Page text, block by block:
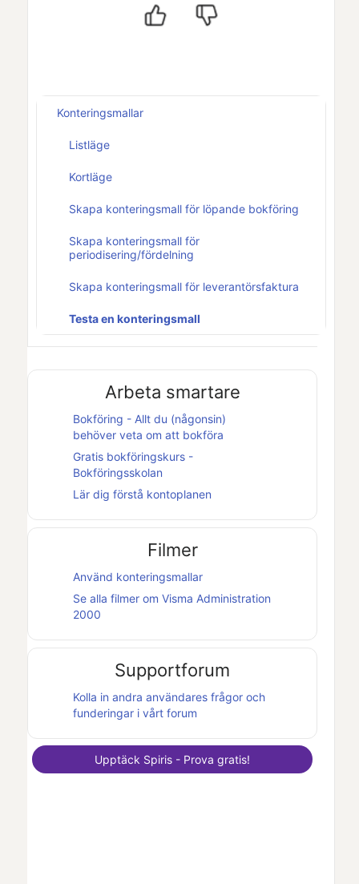
Konteringsmallar
Listläge
Kortläge
Skapa konteringsmall för löpande bokföring
Skapa konteringsmall för
periodisering/fördelning
Skapa konteringsmall för leverantörsfaktura
Testa en konteringsmall
Arbeta smartare
Bokföring - Allt du (någonsin)
behöver veta om att bokföra
Gratis bokföringskurs -
Bokföringsskolan
Lär dig förstå kontoplanen
Filmer
Använd konteringsmallar
Se alla filmer om Visma Administration
2000
Supportforum
Kolla in andra användares frågor och
funderingar i vårt forum
Upptäck Spiris - Prova gratis!